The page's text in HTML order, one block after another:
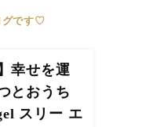
グです♡
幸せを運
とおうち
スリー エ